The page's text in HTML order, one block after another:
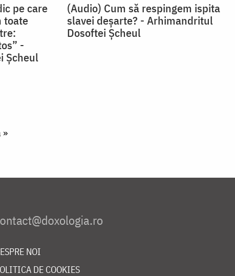
pe care
toate
-
Şcheul
(Audio) Cum să respingem ispita
slavei deșarte? - Arhimandritul
Dosoftei Șcheul
»
NOI
DE COOKIES